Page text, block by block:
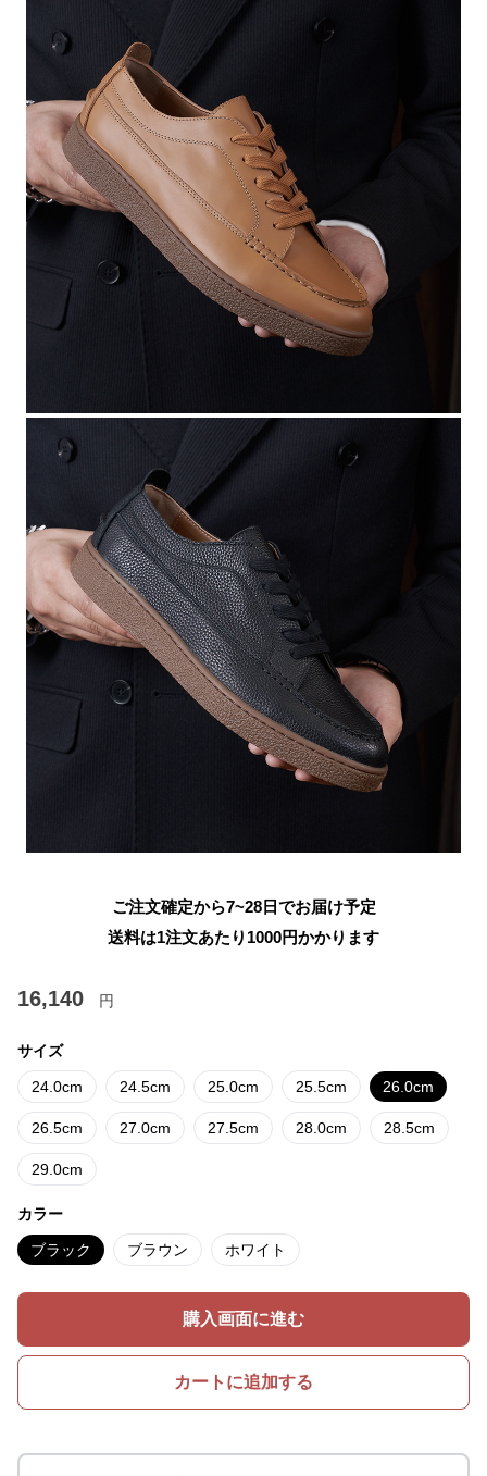
ご注文確定から7~28日でお届け予定
送料は1注文あたり 1000円かかります
16,140 円
サイズ
24.0cm 24.5cm 25.0cm 25.5cm 26.0cm
26.5cm 27.0cm 27.5cm 28.0cm 28.5cm
29.0cm
カラー
ブラック ブラウン ホワイト
購入画面に進む
カートに追加する